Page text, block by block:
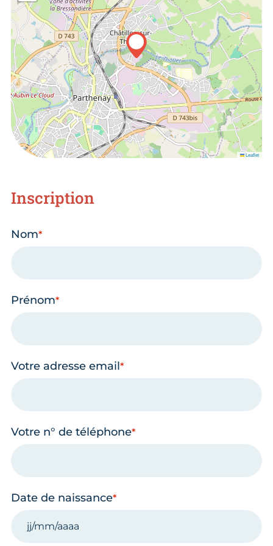
Leaflet
Inscription
Nom
Prénom
Votre adresse email
Votre n° de téléphone
Date de naissance